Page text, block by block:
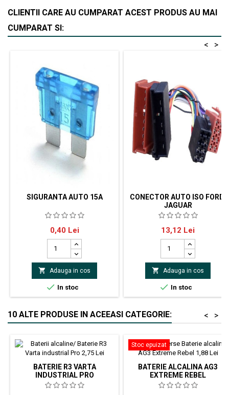
CLIENTII CARE AU CUMPARAT ACEST PRODUS AU MAI
CUMPARAT SI:
>
<
SIGURANTA AUTO 15A
Siguranta fuzibilaPentru
Pret
0,40 Lei
 Adauga in cos
 In stoc
CONECTOR AUTO ISO FORD,
JAGUAR
Conector auto ISO Ford, Jaguar -
Mercury, Nissan
Pret
13,12 Lei
 Adauga in cos
 In stoc
10 ALTE PRODUSE IN ACEEASI CATEGORIE: >
<
BATERIE R3 VARTA
INDUSTRIAL PRO
Stoc epuizat
BATERIE ALCALINA AG3
EXTREME REBEL